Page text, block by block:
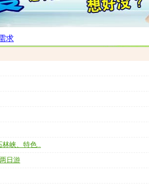
求
林峡、特色..
日游